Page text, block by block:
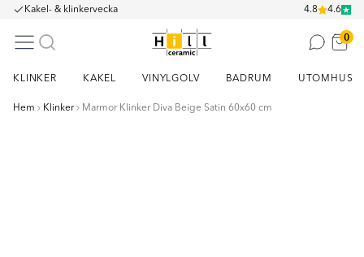
Kakel- & klinkervecka 4.8 4.6
0
KLINKER KAKEL VINYLGOLV BADRUM UTOMHUS
Hem Klinker Marmor Klinker Diva Beige Satin 60x60 cm